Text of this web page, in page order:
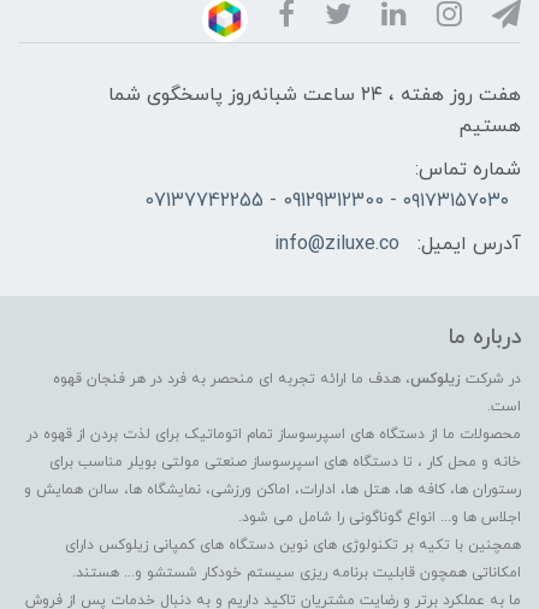
هفت روز هفته ، ۲۴ ساعت شبانه‌روز پاسخگوی شما
هستیم
شماره تماس:
۰۹۱۷۳۱۵۷۰۳۰ - 09129312300 - 07137742255
آدرس ایمیل:
info@ziluxe.co
درباره ما
در شرکت زیلوکس، هدف ما ارائه تجربه ای منحصر به فرد در هر فنجان قهوه
است.
محصولات ما از دستگاه های اسپرسوساز تمام اتوماتیک برای لذت بردن از قهوه در
خانه و محل کار ، تا دستگاه های اسپرسوساز صنعتی مولتی بویلر مناسب برای
رستوران ها، کافه ها، هتل ها، ادارات، اماکن ورزشی، نمایشگاه ها، سالن همایش و
اجلاس ها و... انواع گوناگونی را شامل می شود.
همچنین با تکیه بر تکنولوژی های نوین دستگاه های کمپانی زیلوکس دارای
امکاناتی همچون قابلیت برنامه ریزی سیستم خودکار شستشو و... هستند.
ما به عملکرد برتر و رضایت مشتریان تاکید داریم و به دنبال خدمات پس از فروش